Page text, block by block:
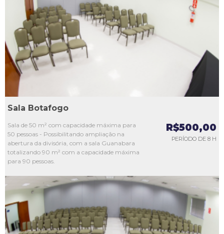
L1
L2
L3
L4
Sala Botafogo
Sala de 50 m² com capacidade máxima para
50 pessoas - Possibilitando ampliação na
abertura da divisória, com a sala Guanabara
totalizando 90 m² com a capacidade máxima
para 90 pessoas.
R$500,00
PERÍODO DE 8 H
L2
L3